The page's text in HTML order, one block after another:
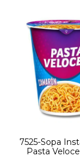
7525-Sopa
Pasta